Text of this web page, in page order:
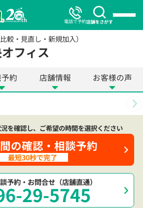
電話で予約店舗をさがす
較・見直し・新規加入）
フィス
約 店舗情報 お客様の声
予約・お問合せ（店舗直通）
29-5745
を確認し、ご希望の時間を選択ください
の確認・相談予約
最短30秒で完了